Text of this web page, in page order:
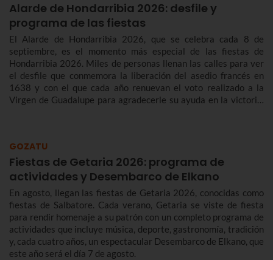
Alarde de Hondarribia 2026: desfile y
programa de las fiestas
El Alarde de Hondarribia 2026, que se celebra cada 8 de
septiembre, es el momento más especial de las fiestas de
Hondarribia 2026. Miles de personas llenan las calles para ver
el desfile que conmemora la liberación del asedio francés en
1638 y con el que cada año renuevan el voto realizado a la
Virgen de Guadalupe para agradecerle su ayuda en la victoria.
septiembre.
GOZATU
Fiestas de Getaria 2026: programa de
actividades y Desembarco de Elkano
En agosto, llegan las fiestas de Getaria 2026, conocidas como
fiestas de Salbatore. Cada verano, Getaria se viste de fiesta
para rendir homenaje a su patrón con un completo programa de
actividades que incluye música, deporte, gastronomía, tradición
y, cada cuatro años, un espectacular Desembarco de Elkano, que
este año será el día 7 de agosto.